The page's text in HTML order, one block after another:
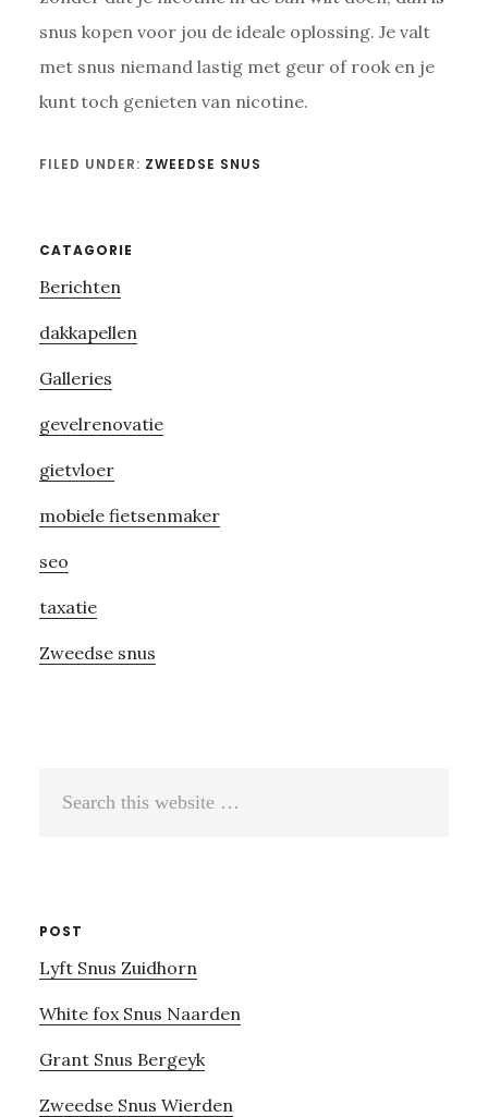
snus kopen voor jou de ideale oplossing. Je valt
met snus niemand lastig met geur of rook en je
kunt toch genieten van nicotine.
FILED UNDER: ZWEEDSE SNUS
Primary
Sidebar
CATAGORIE
Berichten
dakkapellen
Galleries
gevelrenovatie
gietvloer
mobiele fietsenmaker
seo
taxatie
Zweedse snus
POST
Lyft Snus Zuidhorn
White fox Snus Naarden
Grant Snus Bergeyk
Zweedse Snus Wierden